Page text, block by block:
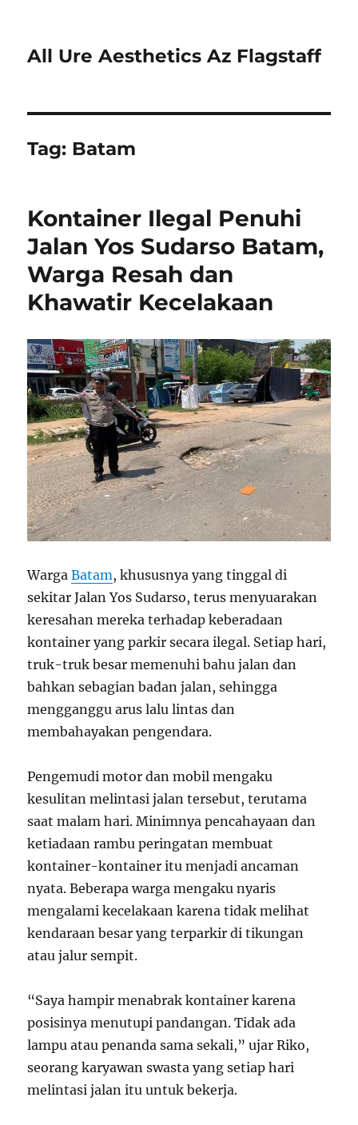
All Ure Aesthetics Az Flagstaff
Tag: Batam
Kontainer Ilegal Penuhi
Jalan Yos Sudarso Batam,
Warga Resah dan
Khawatir Kecelakaan
WargaBatam, khususnya yang tinggal di
sekitar Jalan Yos Sudarso, terus menyuarakan
keresahan mereka terhadap keberadaan
kontainer yang parkir secara ilegal. Setiap hari,
truk-truk besar memenuhi bahu jalan dan
bahkan sebagian badan jalan, sehingga
mengganggu arus lalu lintas dan
membahayakan pengendara.
Pengemudi motor dan mobil mengaku
kesulitan melintasi jalan tersebut, terutama
saat malam hari. Minimnya pencahayaan dan
ketiadaan rambu peringatan membuat
kontainer-kontainer itu menjadi ancaman
nyata. Beberapa warga mengaku nyaris
mengalami kecelakaan karena tidak melihat
kendaraan besar yang terparkir di tikungan
atau jalur sempit.
“Saya hampir menabrak kontainer karena
posisinya menutupi pandangan. Tidak ada
lampu atau penanda sama sekali,” ujar Riko,
seorang karyawan swasta yang setiap hari
melintasi jalan itu untuk bekerja.